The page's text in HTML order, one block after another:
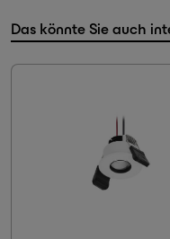
Das könnte Sie auch